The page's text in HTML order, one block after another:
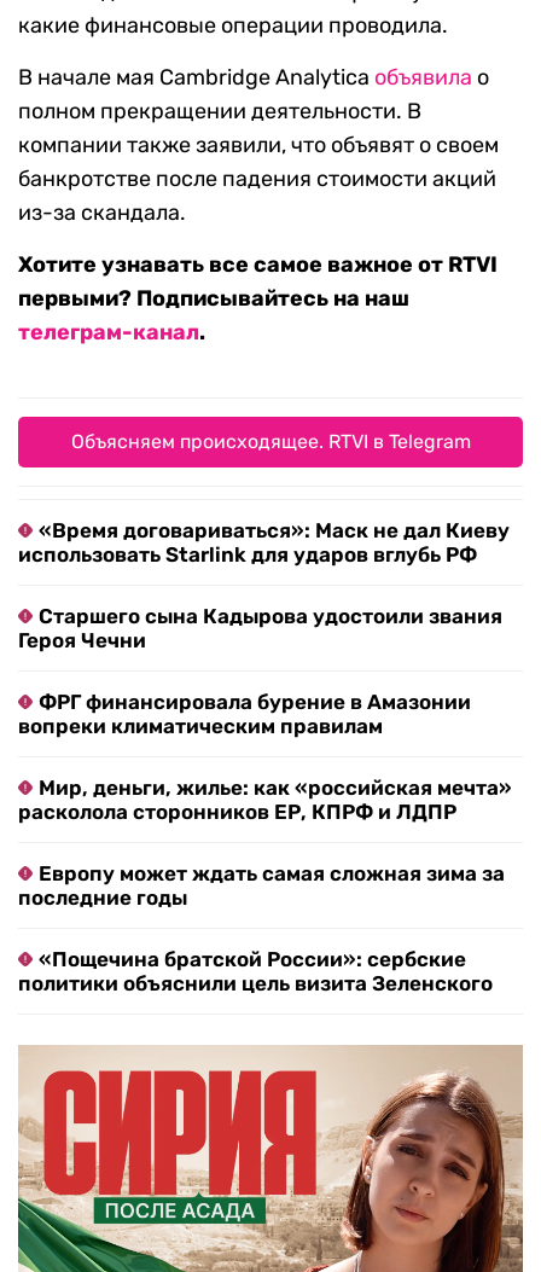
какие финансовые операции проводила.
В начале мая Cambridge Analytica объявила о
полном прекращении деятельности. В
компании также заявили, что объявят о своем
банкротстве после падения стоимости акций
из-за скандала.
Хотите узнавать все самое важное от RTVI
первыми? Подписывайтесь на наш
телеграм-канал.
Объясняем происходящее. RTVI в Telegram
«Время договариваться»: Маск не дал Киеву
использовать Starlink для ударов вглубь РФ
Старшего сына Кадырова удостоили звания
Героя Чечни
ФРГ финансировала бурение в Амазонии
вопреки климатическим правилам
Мир, деньги, жилье: как «российская мечта»
расколола сторонников ЕР, КПРФ и ЛДПР
Европу может ждать самая сложная зима за
последние годы
«Пощечина братской России»: сербские
политики объяснили цель визита Зеленского